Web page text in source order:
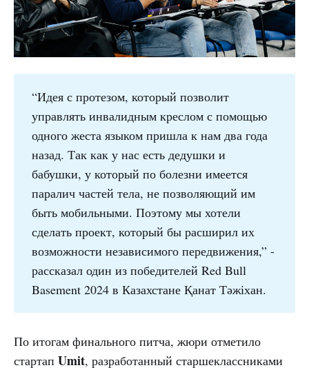
“Идея с протезом, который позволит
управлять инвалидным креслом с помощью
одного жеста языком пришла к нам два года
назад. Так как у нас есть дедушки и
бабушки, у который по болезни имеется
паралич частей тела, не позволяющий им
быть мобильными. Поэтому мы хотели
сделать проект, который бы расширил их
возможности независимого передвижения,” -
рассказал один из победителей Red Bull
Basement 2024 в Казахстане Қанат Тәжіхан.
По итогам финального питча, жюри отметило
стартап Umit, разработанный старшеклассниками